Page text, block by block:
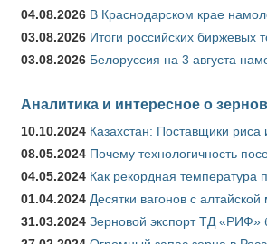
04.08.2026 В Краснодарском крае
03.08.2026 Итоги российских биржевых
03.08.2026 Белоруссия на 3 августа
Аналитика и интересное о
10.10.2024 Казахстан: Поставщики
08.05.2024 Почему технологичность
04.05.2024 Как рекордная
01.04.2024 Десятки вагонов с
31.03.2024 Зерновой экспорт ТД «РИФ»